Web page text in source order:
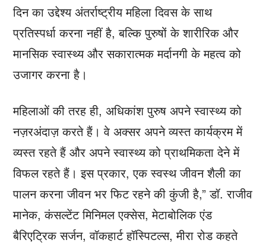
दिन का उद्देश्य अंतर्राष्ट्रीय महिला दिवस के साथ
प्रतिस्पर्धा करना नहीं है, बल्कि पुरुषों के शारीरिक और
मानसिक स्वास्थ्य और सकारात्मक मर्दानगी के महत्व को
उजागर करना है।
महिलाओं की तरह ही, अधिकांश पुरुष अपने स्वास्थ्य को
नज़रअंदाज़ करते हैं। वे अक्सर अपने व्यस्त कार्यक्रम में
व्यस्त रहते हैं और अपने स्वास्थ्य को प्राथमिकता देने में
विफल रहते हैं। इस प्रकार, एक स्वस्थ जीवन शैली का
पालन करना जीवन भर फिट रहने की कुंजी है,” डॉ. राजीव
मानेक, कंसल्टेंट मिनिमल एक्सेस, मेटाबोलिक एंड
बैरिएट्रिक सर्जन, वॉकहार्ट हॉस्पिटल्स, मीरा रोड कहते